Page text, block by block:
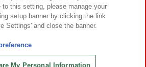
Namco Amusement Inc.
Namco Amusement Lab Inc.
Co., Ltd. All Rights Reserved.
to this setting, please manage your
setup banner by clicking the link
Settings' and close the banner.
My Personal Information